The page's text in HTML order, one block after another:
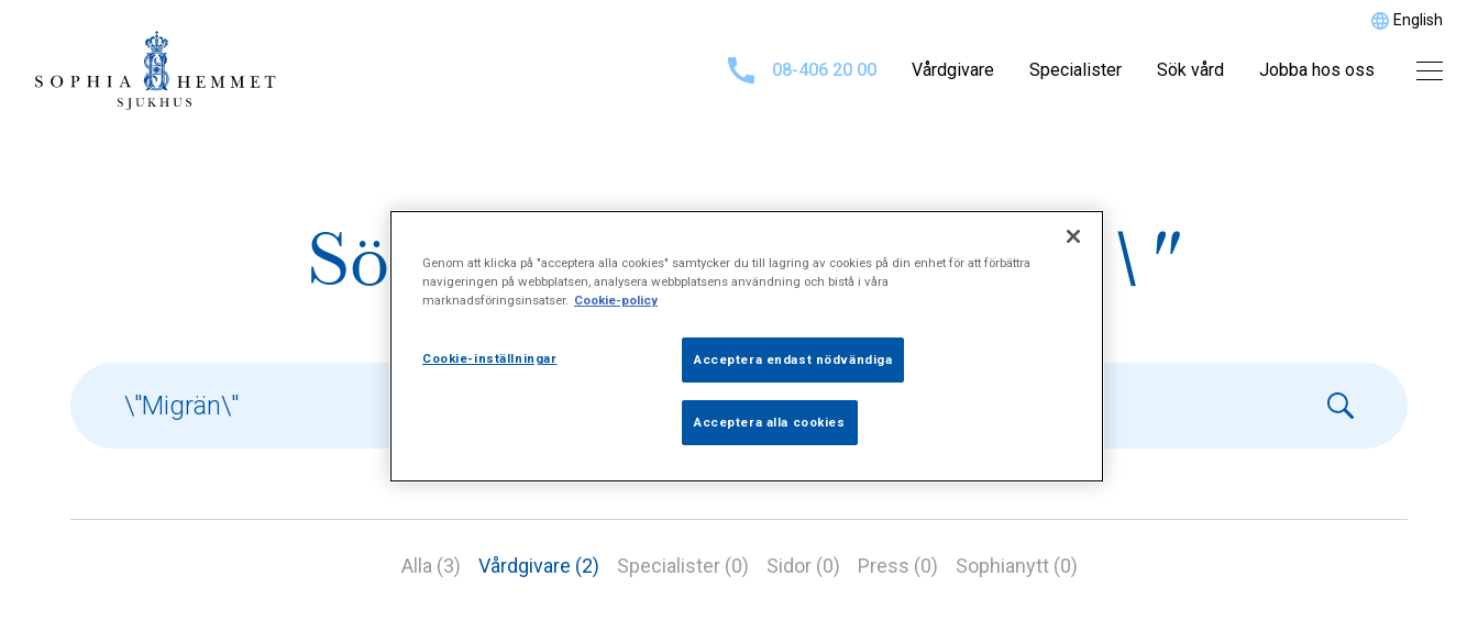
English
08-406 20 00 Vårdgivare Specialister Sök vård Jobba hos oss
Sökresultat för\"Migrän\"
Alla (3) Vårdgivare (2) Specialister (0) Sidor (0) Press (0) Sophianytt (0)
Genom att klicka på "acceptera alla cookies" samtycker du till lagring av cookies på din enhet för att förbättra
navigeringen på webbplatsen, analysera webbplatsens användning och bistå i våra
marknadsföringsinsatser. Cookie-policy
Cookie-inställningar Acceptera endast nödvändiga
Acceptera alla cookies